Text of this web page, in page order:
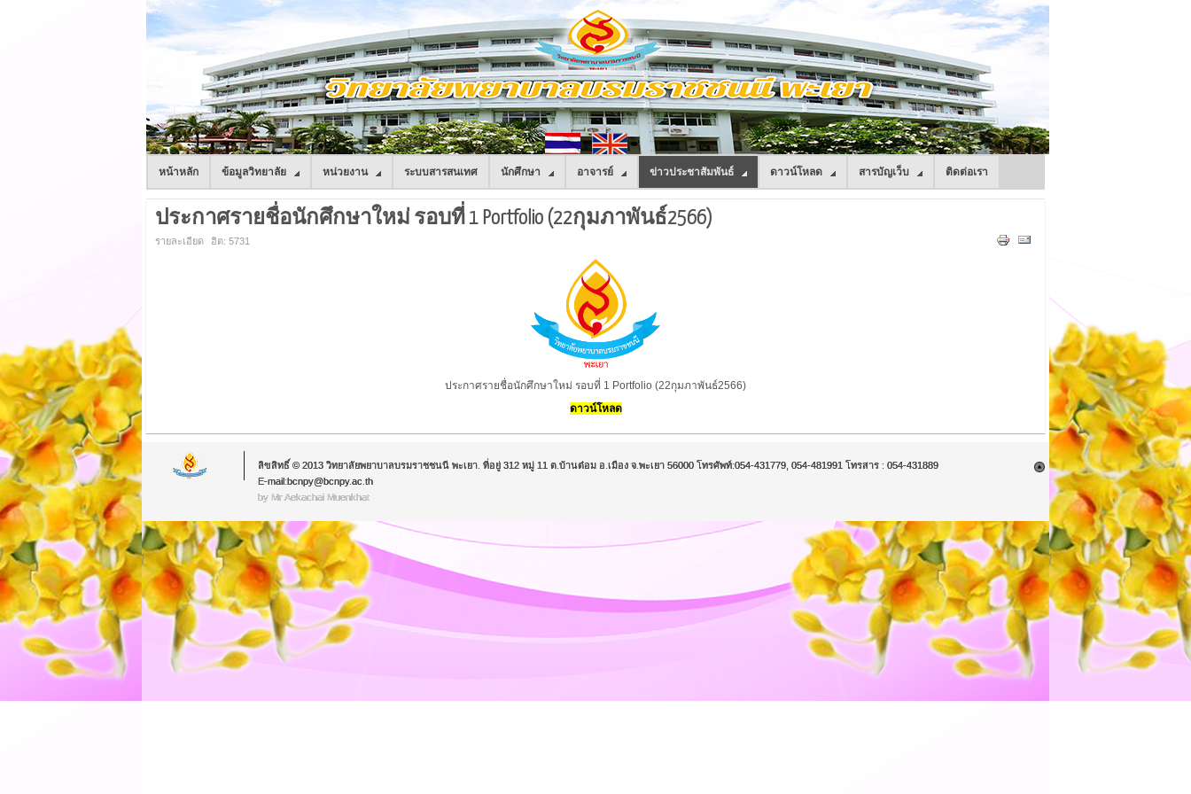
หน้าหลัก ข้อมูลวิทยาลัย หน่วยงาน ระบบสารสนเทศ นักศึกษา อาจารย์ ข่าวประชาสัมพันธ์ ดาวน์โหลด สารบัญเว็บ ติดต่อเรา
ประกาศรายชื่อนักศึกษาใหม่ รอบที่ 1 Portfolio (22กุมภาพันธ์2566)
รายละเอียด ฮิต: 5731
ประกาศรายชื่อนักศึกษาใหม่ รอบที่ 1 Portfolio (22กุมภาพันธ์2566)
ดาวน์โหลด
ลิขสิทธิ์ © 2013 วิทยาลัยพยาบาลบรมราชชนนี พะเยา. ที่อยู่ 312 หมู่ 11 ต.บ้านต๋อม อ.เมือง จ.พะเยา 56000 โทรศัพท์:054-431779, 054-481991 โทรสาร : 054-431889
E-mail:bcnpy@bcnpy.ac.th
by Mr.Aekachai Muenkhat